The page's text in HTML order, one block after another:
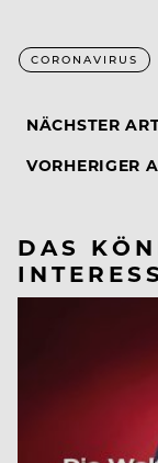
CORONAVIRUS
NÄCHSTER
VORHERIGER
DAS